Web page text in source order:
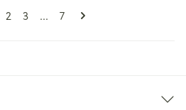
Pages
lisez actuellement la page
Page
2 Page
3 ... Page
7